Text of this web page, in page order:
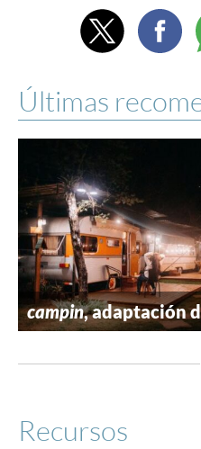
Twitter
Últimas
campin, adaptación
Recursos